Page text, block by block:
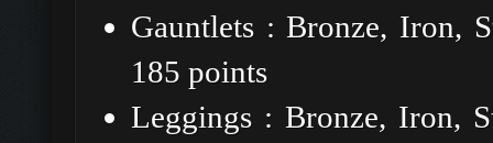
Gauntlets : Bronze, Iron,
185 points
Leggings : Bronze, Iron,